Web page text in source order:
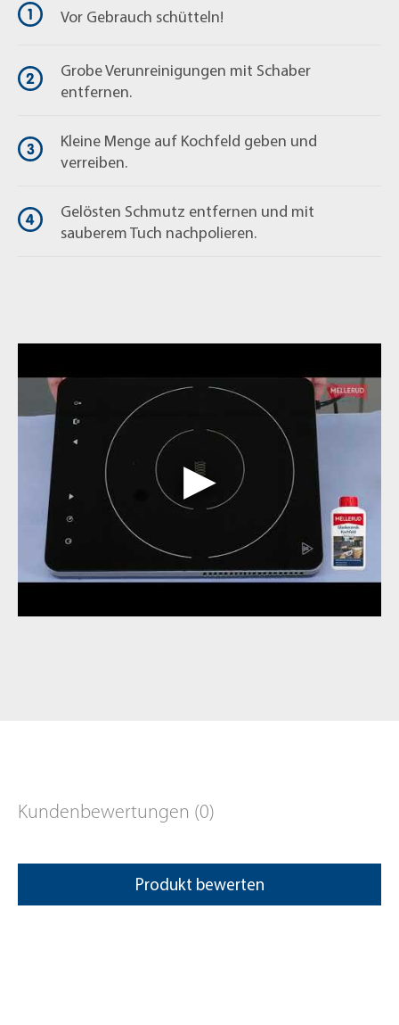
Vor Gebrauch schütteln!
Grobe Verunreinigungen mit Schaber
entfernen.
Kleine Menge auf Kochfeld geben und
verreiben.
Gelösten Schmutz entfernen und mit
sauberem Tuch nachpolieren.
Kundenbewertungen (0)
Produkt bewerten